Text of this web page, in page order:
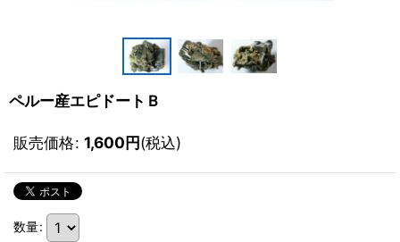
ペルー産エピドートＢ
販売価格: 1,600円(税込)
数量: